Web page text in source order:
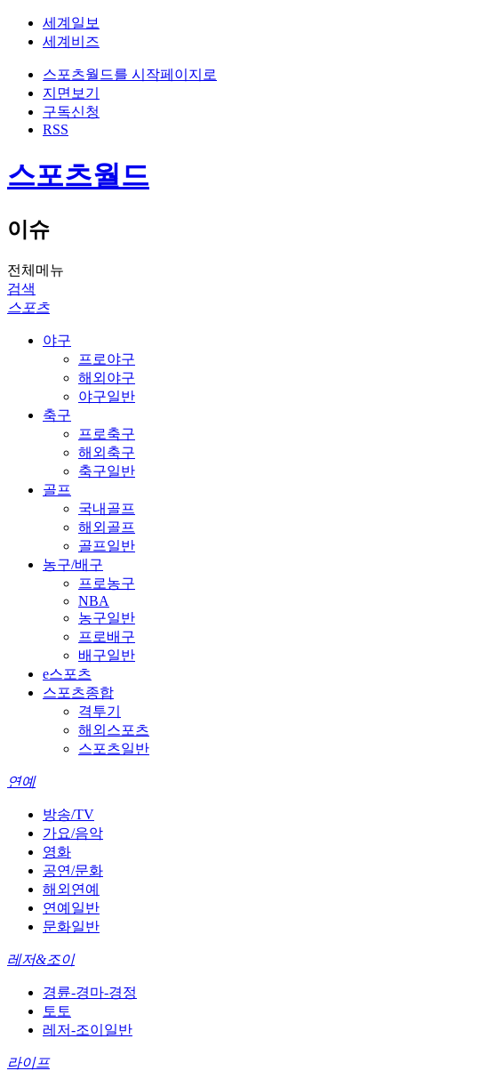
세계일보
세계비즈
스포츠월드를 시작페이지로
지면보기
구독신청
RSS
스포츠월드
이슈
전체메뉴
검색
스포츠
야구
프로야구
해외야구
야구일반
축구
프로축구
해외축구
축구일반
골프
국내골프
해외골프
골프일반
농구/배구
프로농구
NBA
농구일반
프로배구
배구일반
e스포츠
스포츠종합
격투기
해외스포츠
스포츠일반
연예
방송/TV
가요/음악
영화
공연/문화
해외연예
연예일반
문화일반
레저&조이
경륜-경마-경정
토토
레저-조이일반
라이프